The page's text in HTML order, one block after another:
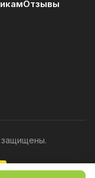
Отзывы